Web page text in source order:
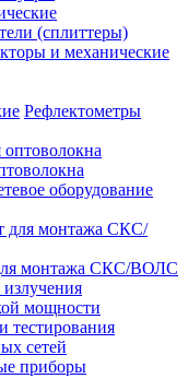
(сплиттеры)
и механические
Рефлектометры
оборудование
монтажа СКС/ВОЛС
мощности
тестирования
сетей
приборы